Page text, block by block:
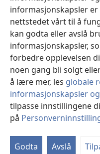
informasjonskapsler
nettstedet vårt til å
kan godta eller avslå
informasjonskapsler,
forbedre opplevelsen
noen gang bli solgt
å lære mer, les globale
informasjonskapsler
tilpasse innstillingene
på
Godta Avslå
nytt
vindu) JW Hub
(åpner
nytt
vindu)JW Library ®
Watchtower Library
Copyright© 2026 Watch Tower
VILKÅR FOR BRUK